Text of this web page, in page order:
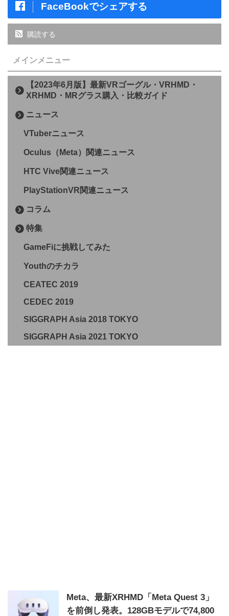
FaceBookでシェアする
購読する
メインメニュー
【2023年6月版】最新VRゴーグル・VRHMD・
XRHMD・MRグラス購入・比較ガイド
ニュース
VTuberニュース
Oculus（Meta）関連ニュース
HTC Vive関連ニュース
PlayStationVR関連ニュース
コラム
特集
GameFiに挑戦してみた
Youthのチカラ
CEATEC 2019
CEDEC 2019
SIGGRAPH Asia 2018 TOKYO
SIGGRAPH Asia 2021 TOKYO
Meta、最新XRHMD「Meta Quest 3」
を前倒し発表。128GBモデルで74,800